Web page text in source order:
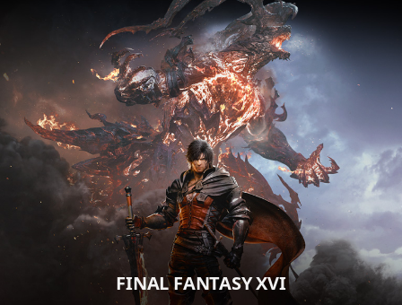
FINAL FANTASY XVI